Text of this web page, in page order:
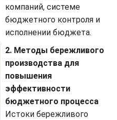
компаний, системе
бюджетного контроля и
исполнении бюджета.
2. Методы бережливого
производства для
повышения
эффективности
бюджетного процесса
Истоки бережливого